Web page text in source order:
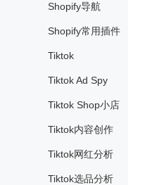
Shopify导航
Shopify常用插件
Tiktok
Tiktok Ad Spy
Tiktok Shop小店
Tiktok内容创作
Tiktok网红分析
Tiktok选品分析